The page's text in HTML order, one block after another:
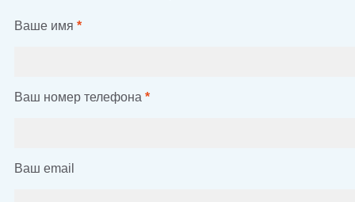
Ваше имя *
Ваш номер телефона *
Ваш email